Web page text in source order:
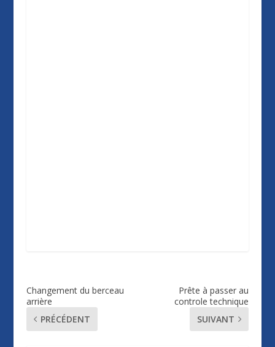
Changement du berceau
arrière
PRÉCÉDENT
Prête à passer au
controle technique
SUIVANT